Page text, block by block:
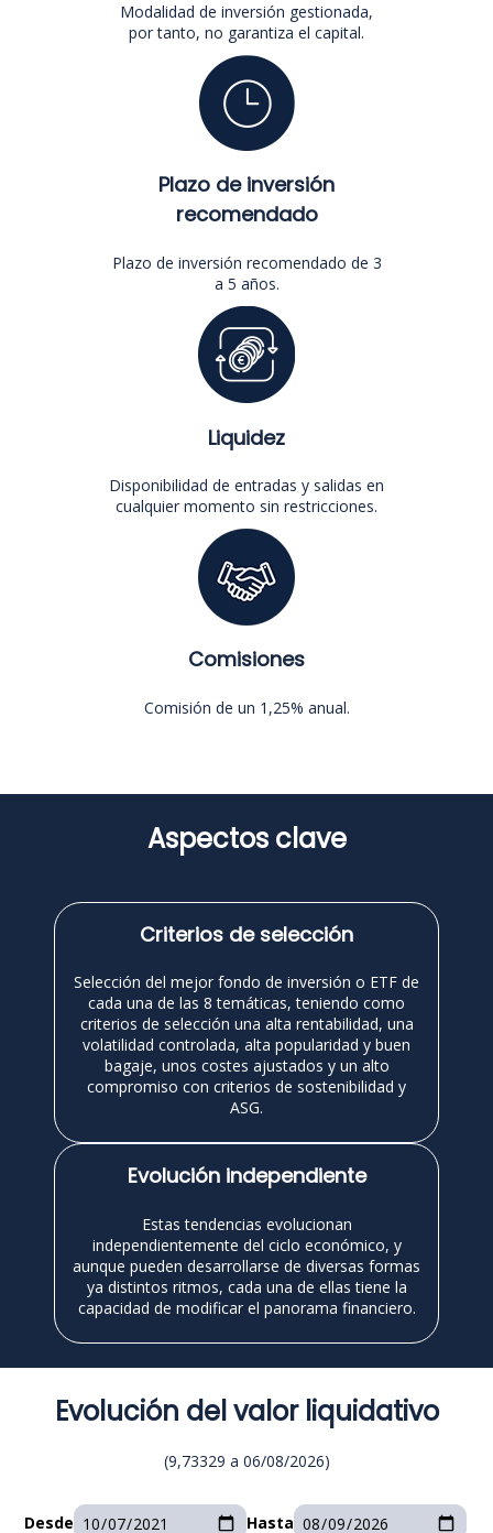
Modalidad de inversión gestionada,
por tanto, no garantiza el capital.
Plazo de inversión
recomendado
Plazo de inversión recomendado de 3
a 5 años.
Liquidez
Disponibilidad de entradas y salidas en
cualquier momento sin restricciones.
Comisiones
Comisión de un 1,25% anual.
Aspectos clave
Criterios de selección
Selección del mejor fondo de inversión o ETF de
cada una de las 8 temáticas, teniendo como
criterios de selección una alta rentabilidad, una
volatilidad controlada, alta popularidad y buen
bagaje, unos costes ajustados y un alto
compromiso con criterios de sostenibilidad y
ASG.
Evolución independiente
Estas tendencias evolucionan
independientemente del ciclo económico, y
aunque pueden desarrollarse de diversas formas
ya distintos ritmos, cada una de ellas tiene la
capacidad de modificar el panorama financiero.
Evolución del valor liquidativo
(9,73329 a 06/08/2026)
Desde Hasta